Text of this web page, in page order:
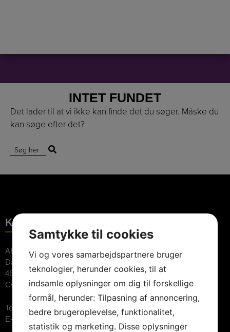
INTET FUNDET
Det lader til at vi ikke kan finde det du søger. Måske du
kan søge efter det?
Søg efter:
KONTAKTINFORMATION
ARTE Booking ApS
Dalvej 11
4690 Haslev
Cvr.nr: 26744520
Telefon:
3848 1400 (09.00-15.00)
E-mail:
booking@artebooking.dk
Samtykke til cookies
Vi og vores samarbejdspartnere bruger
teknologier, herunder cookies, til at
indsamle oplysninger om dig til forskellige
formål, herunder: Tilpasning af annoncering,
bedre brugeroplevelse, funktionalitet,
statistik og marketing. Disse oplysninger